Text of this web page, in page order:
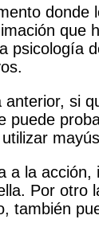
psicología
anterior, si
a la
Por
también